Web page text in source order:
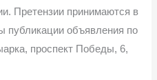
Претензии принимаются в
публикации объявления по
проспект Победы, 6,